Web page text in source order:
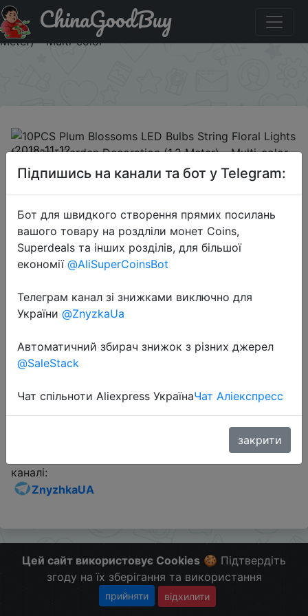
Код на знижку AQPCLSXD 10PCS Plum Blossoms LED
Bulbs String Floral Lights for Party Garden Decoration (1.2
Meter) - Multi-color
ChinaGoodBuy
2018-11-12
10PCS Plum Blossoms LED Bulbs
String Floral Lights for Party Garden
Decoration (1.2 Meter) - Multi-color
$0.99
Промокод:
Слідкуйте за знижками на мобільному, в телеграм
каналі:
ZnyzhkaUA
Цей сайт використовує Cookies 🍪 Підтвердіть
згоду на їх зберігання та використання
прийняти відхилити
Підпишись на канали та бот у Telegram:
Бот для швидкого створення прямих посилань
вашого товару на роздліли монет Coins,
Superdeals та інших розділів, для більшої
економії @AliSuperCoinsBot
Телеграм канал зі знижками виключно для
України @ZnyzkaUa
Автоматичний збирач знижок з різних джерел
@SaleStack
Чат спільноти Aliexpress УкраїнаЧат Аліекспресс
закрити